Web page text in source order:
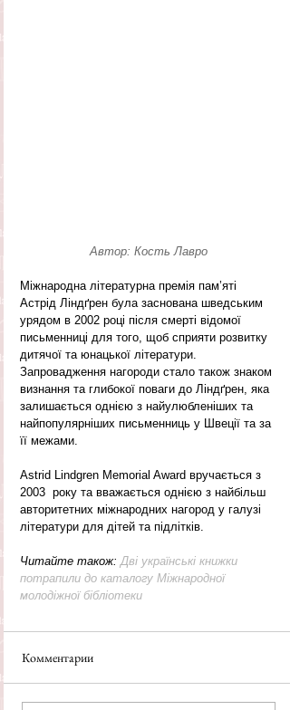
Автор: Кость Лавро
Міжнародна літературна премія пам’яті
Астрід Ліндґрен була заснована шведським
урядом в 2002 році після смерті відомої
письменниці для того, щоб сприяти розвитку
дитячої та юнацької літератури.
Запровадження нагороди стало також знаком
визнання та глибокої поваги до Ліндґрен, яка
залишається однією з найулюбленіших та
найпопулярніших письменниць у Швеції та за
її межами.
Astrid Lindgren Memorial Award вручається з
2003  року та вважається однією з найбільш
авторитетних міжнародних нагород у галузі
літератури для дітей та підлітків.
Читайте також: Дві українські книжки
потрапили до каталогу Міжнародної
молодіжної бібліотеки
Комментарии